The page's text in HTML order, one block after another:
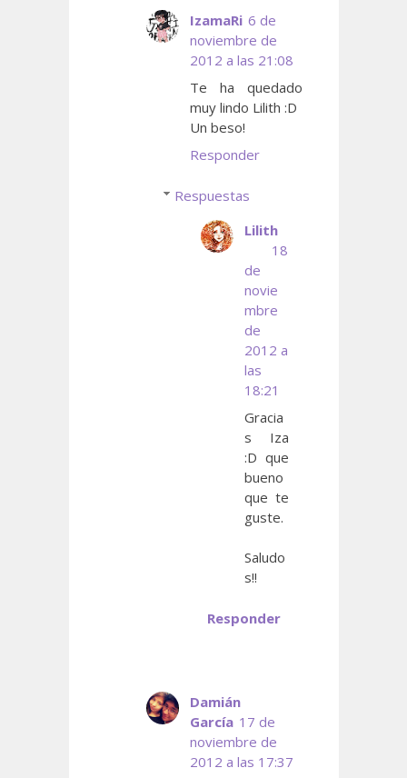
IzamaRi 6 de
noviembre de
2012 a las 21:08
Te ha quedado
muy lindo Lilith :D
Un beso!
Responder
Respuestas
Lilith
18
de
novie
mbre
de
2012 a
las
18:21
Gracia
s Iza
:D que
bueno
que te
guste.
Saludo
s!!
Responder
Damián
García 17 de
noviembre de
2012 a las 17:37